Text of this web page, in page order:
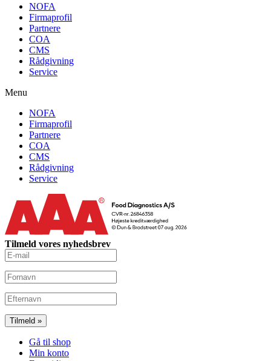
NOFA
Firmaprofil
Partnere
COA
CMS
Rådgivning
Service
Menu
NOFA
Firmaprofil
Partnere
COA
CMS
Rådgivning
Service
Tilmeld vores nyhedsbrev
Gå til shop
Min konto